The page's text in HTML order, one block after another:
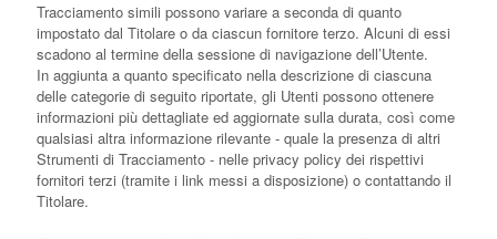
Tracciamento simili possono variare a seconda di quanto
impostato dal Titolare o da ciascun fornitore terzo. Alcuni di essi
scadono al termine della sessione di navigazione dell’Utente.
In aggiunta a quanto specificato nella descrizione di ciascuna
delle categorie di seguito riportate, gli Utenti possono ottenere
informazioni più dettagliate ed aggiornate sulla durata, così come
qualsiasi altra informazione rilevante - quale la presenza di altri
Strumenti di Tracciamento - nelle privacy policy dei rispettivi
fornitori terzi (tramite i link messi a disposizione) o contattando il
Titolare.